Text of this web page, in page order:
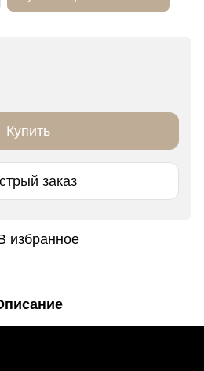
Купить
заказ
избранное